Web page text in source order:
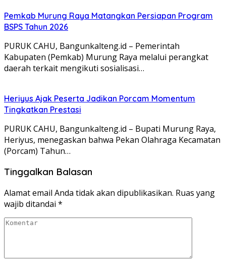
Heriyus, menegaskan bahwa Pekan Olahraga Kecamatan
(Porcam) Tahun…
Tinggalkan Balasan
Alamat email Anda tidak akan dipublikasikan.
Simpan nama, email, dan situs web saya pada
peramban ini untuk komentar saya berikutnya.
BERITA TERPOPULER